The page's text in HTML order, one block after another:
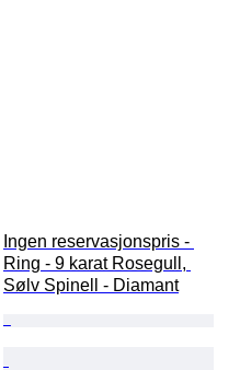
Ingen reservasjonspris -
Ring - 9 karat Rosegull,
Sølv Spinell - Diamant